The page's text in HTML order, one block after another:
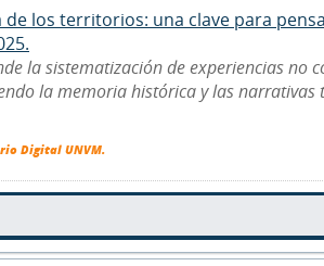
de los territorios: una clave para
la sistematización de experiencias
la memoria histórica y las
Digital UNVM.